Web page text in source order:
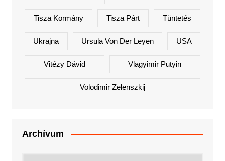
Tisza Kormány Tisza Párt Tüntetés
Ukrajna Ursula Von Der Leyen USA
Vitézy Dávid Vlagyimir Putyin
Volodimir Zelenszkij
Archívum